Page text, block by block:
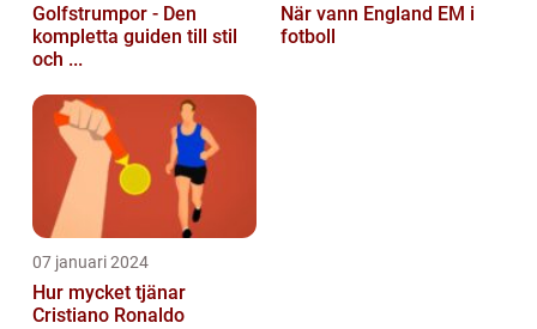
Golfstrumpor - Den
kompletta guiden till stil
och ...
När vann England EM i
fotboll
07 januari 2024
Hur mycket tjänar
Cristiano Ronaldo